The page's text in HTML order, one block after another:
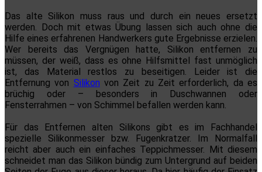
Das alte Silikon muss raus und durch ein neues ersetzt
werden. Doch mit etwas Übung lassen sich auch ohne die
Hilfe eines erfahrenen Handwerkers gute Ergebnisse erzielen.
Wer bereits das Vergnügen hatte, Silikon entfernen zu
müssen, der weiß, dass es ohne Hilfsmittel fast unmöglich
ist, das Material restlos zu beseitigen. Leider ist die
Entfernung von Silikon von Zeit zu Zeit erforderlich, da es
brüchig oder – besonders in Duschwannen oder
Fensterrahmen – von Schimmel befallen werden kann.
Für das Entfernen alten Silikons gibt es im Fachhandel
spezielle Silikonmesser bzw. Fugenkratzer. Im Normalfall
reicht aber auch ein einfaches Teppichmesser. Mit diesem
schneidet man das Silikon bündig zum Untergrund auf beiden